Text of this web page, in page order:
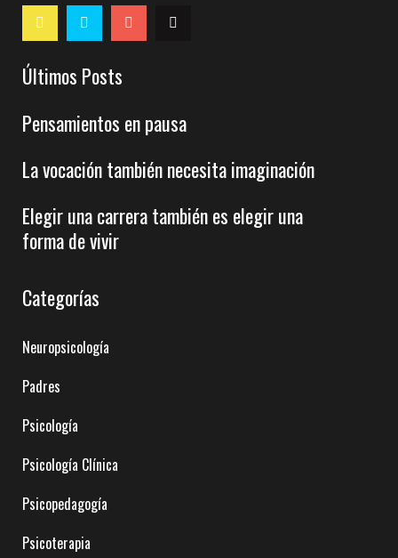
Últimos Posts
Pensamientos en pausa
La vocación también necesita imaginación
Elegir una carrera también es elegir una
forma de vivir
Categorías
Neuropsicología
Padres
Psicología
Psicología Clínica
Psicopedagogía
Psicoterapia